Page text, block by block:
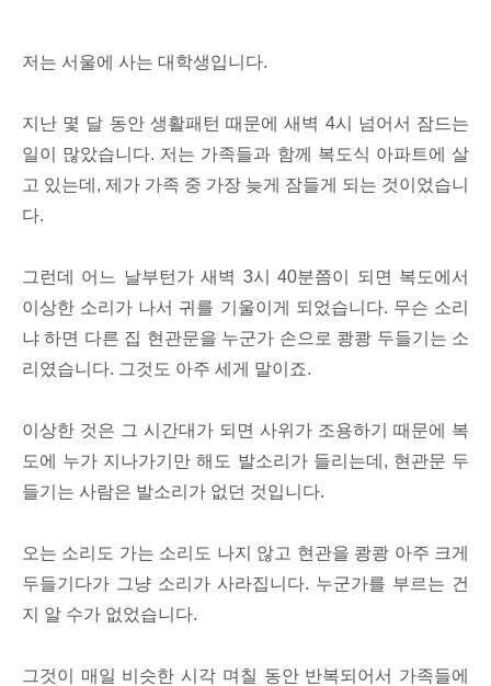
저는 서울에 사는 대학생입니다.
지난 몇 달 동안 생활패턴 때문에 새벽 4시 넘어서 잠드는
일이 많았습니다. 저는 가족들과 함께 복도식 아파트에 살
고 있는데, 제가 가족 중 가장 늦게 잠들게 되는 것이었습니
다.
그런데 어느 날부턴가 새벽 3시 40분쯤이 되면 복도에서
이상한 소리가 나서 귀를 기울이게 되었습니다. 무슨 소리
냐 하면 다른 집 현관문을 누군가 손으로 쾅쾅 두들기는 소
리였습니다. 그것도 아주 세게 말이죠.
이상한 것은 그 시간대가 되면 사위가 조용하기 때문에 복
도에 누가 지나가기만 해도 발소리가 들리는데, 현관문 두
들기는 사람은 발소리가 없던 것입니다.
오는 소리도 가는 소리도 나지 않고 현관을 쾅쾅 아주 크게
두들기다가 그냥 소리가 사라집니다. 누군가를 부르는 건
지 알 수가 없었습니다.
그것이 매일 비슷한 시각 며칠 동안 반복되어서 가족들에